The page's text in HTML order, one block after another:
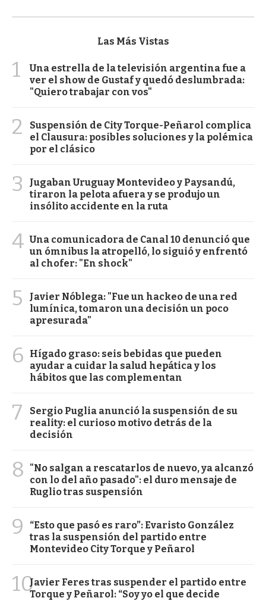
Las Más Vistas
1
Una estrella de la televisión argentina fue a
ver el show de Gustaf y quedó deslumbrada:
"Quiero trabajar con vos"
2
Suspensión de City Torque-Peñarol complica
el Clausura: posibles soluciones y la polémica
por el clásico
3
Jugaban Uruguay Montevideo y Paysandú,
tiraron la pelota afuera y se produjo un
insólito accidente en la ruta
4 Una comunicadora de Canal 10 denunció que
un ómnibus la atropelló, lo siguió y enfrentó
al chofer: "En shock"
5
Javier Nóblega: "Fue un hackeo de una red
lumínica, tomaron una decisión un poco
apresurada"
6
Hígado graso: seis bebidas que pueden
ayudar a cuidar la salud hepática y los
hábitos que las complementan
7
Sergio Puglia anunció la suspensión de su
reality: el curioso motivo detrás de la
decisión
8
"No salgan a rescatarlos de nuevo, ya alcanzó
con lo del año pasado": el duro mensaje de
Ruglio tras suspensión
9
“Esto que pasó es raro”: Evaristo González
tras la suspensión del partido entre
Montevideo City Torque y Peñarol
10Javier Feres tras suspender el partido entre
Torque y Peñarol: “Soy yo el que decide